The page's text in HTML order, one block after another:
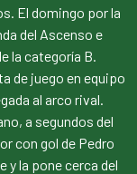
El domingo por la
del Ascenso e
la categoría B.
de juego en equipo
al arco rival.
a segundos del
con gol de Pedro
y la pone cerca del